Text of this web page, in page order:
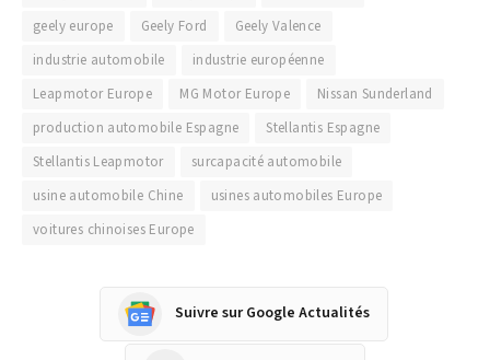
geely europe
Geely Ford
Geely Valence
industrie automobile
industrie européenne
Leapmotor Europe
MG Motor Europe
Nissan Sunderland
production automobile Espagne
Stellantis Espagne
Stellantis Leapmotor
surcapacité automobile
usine automobile Chine
usines automobiles Europe
voitures chinoises Europe
Suivre sur Google Actualités